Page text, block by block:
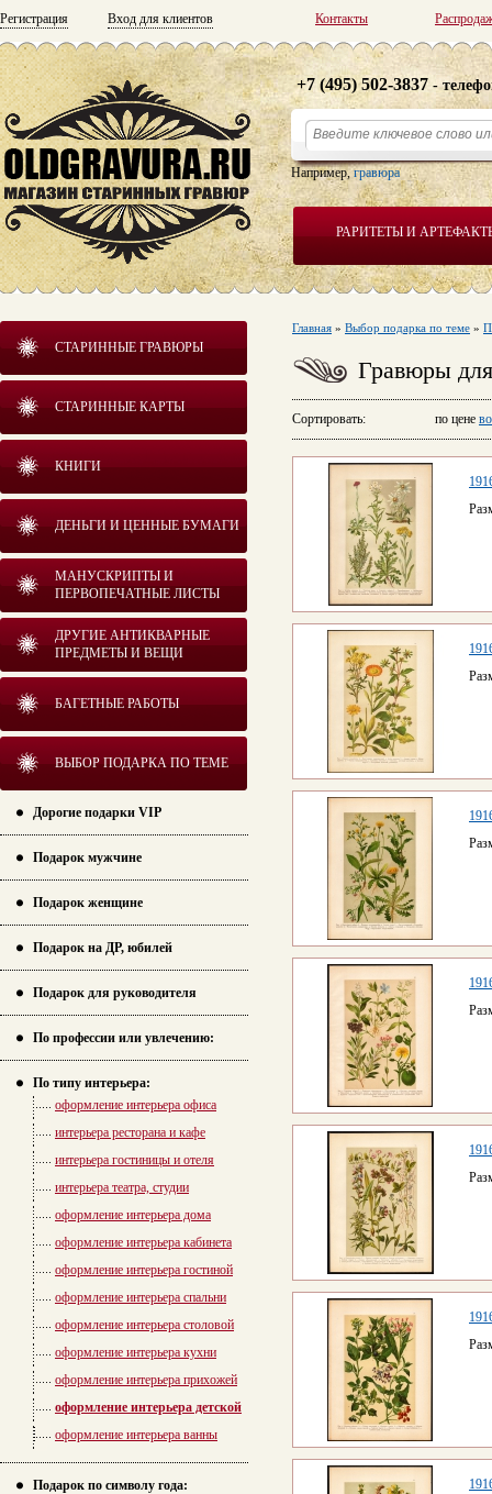
Регистрация Вход для клиентов Контакты
РАРИТЕТЫ И
+7 (495) 502-3837 -
Например,гравюра
СТАРИННЫЕ ГРАВЮРЫ
СТАРИННЫЕ КАРТЫ
КНИГИ
ДЕНЬГИ И ЦЕННЫЕ БУМАГИ
МАНУСКРИПТЫ И
ПЕРВОПЕЧАТНЫЕ ЛИСТЫ
ДРУГИЕ АНТИКВАРНЫЕ
ПРЕДМЕТЫ И ВЕЩИ
БАГЕТНЫЕ РАБОТЫ
ВЫБОР ПОДАРКА ПО ТЕМЕ
Дорогие подарки VIP
Подарок мужчине
Подарок женщине
Подарок на ДР, юбилей
Подарок для руководителя
По профессии или увлечению:
По типу интерьера:
оформление интерьера офиса
интерьера ресторана и кафе
интерьера гостиницы и отеля
интерьера театра, студии
оформление интерьера дома
оформление интерьера кабинета
оформление интерьера гостиной
оформление интерьера спальни
оформление интерьера столовой
оформление интерьера кухни
оформление интерьера прихожей
оформление интерьера детской
оформление интерьера ванны
Подарок по символу года:
Главная » Выбор подарка по теме »
Гравюры
Сортировать: по цене